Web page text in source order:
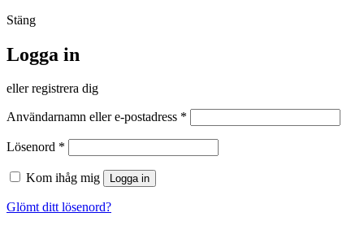
Stäng
Logga in
eller registrera dig
Användarnamn eller e-postadress *
Lösenord *
Kom ihåg mig Logga in
Glömt ditt lösenord?